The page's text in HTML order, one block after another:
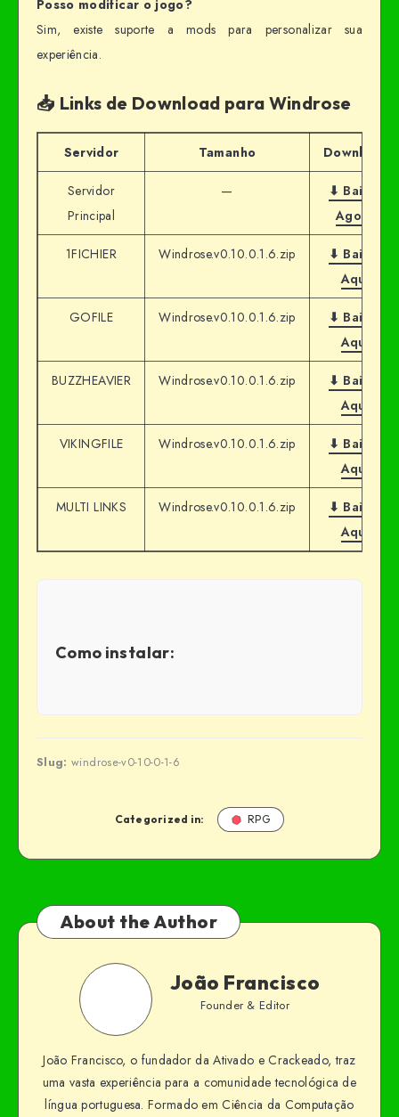
Posso modificar o jogo?
Sim, existe suporte a mods para personalizar sua
experiência.
📥 Links de Download para Windrose
Servidor Tamanho Download
Servidor
Principal
—
⬇ Baixar
Agora
1FICHIER Windrose.v0.10.0.1.6.zip
⬇ Baixar
Aqui
GOFILE Windrose.v0.10.0.1.6.zip
⬇ Baixar
Aqui
BUZZHEAVIER Windrose.v0.10.0.1.6.zip
⬇ Baixar
Aqui
VIKINGFILE Windrose.v0.10.0.1.6.zip
⬇ Baixar
Aqui
MULTI LINKS Windrose.v0.10.0.1.6.zip
⬇ Baixar
Aqui
Como instalar:
Slug: windrose-v0-10-0-1-6
Categorized in: RPG
About the Author
João Francisco
Founder & Editor
João Francisco, o fundador da Ativado e Crackeado, traz
uma vasta experiência para a comunidade tecnológica de
língua portuguesa. Formado em Ciência da Computação